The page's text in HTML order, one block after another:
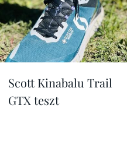
Scott Kinabalu Trail
GTX teszt